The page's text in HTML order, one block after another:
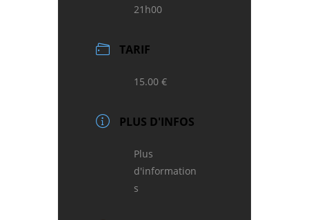
21h00
TARIF
15.00 €
PLUS D'INFOS
Plus
d'information
s